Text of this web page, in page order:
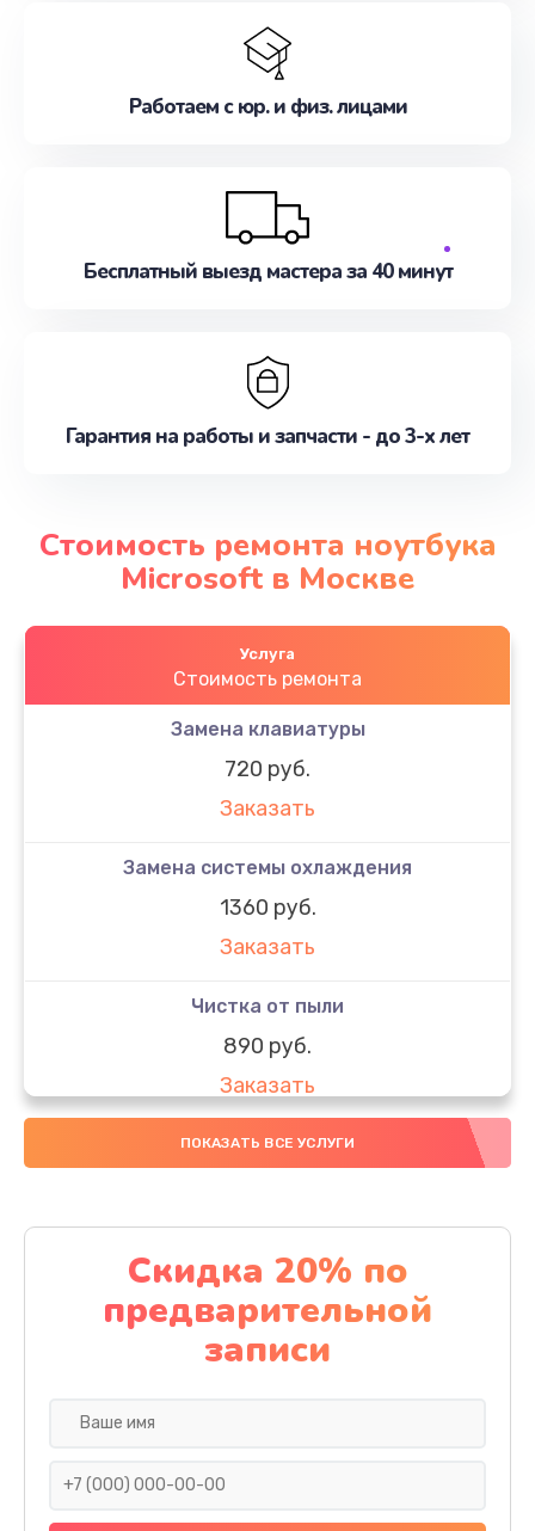
Работаем с юр. и физ. лицами
Бесплатный выезд мастера за 40 минут
Гарантия на работы и запчасти - до 3-х лет
Стоимость ремонта ноутбука
Microsoft в Москве
Услуга
Стоимость ремонта
Замена клавиатуры
720 руб.
Заказать
Замена системы охлаждения
1360 руб.
Заказать
Чистка от пыли
890 руб.
Заказать
Настройка Wi-Fi
Заказать
Настройка ОС ноутбука Microsoft
890 руб.
Заказать
ПОКАЗАТЬ ВСЕ УСЛУГИ
Скидка 20% по
предварительной
записи